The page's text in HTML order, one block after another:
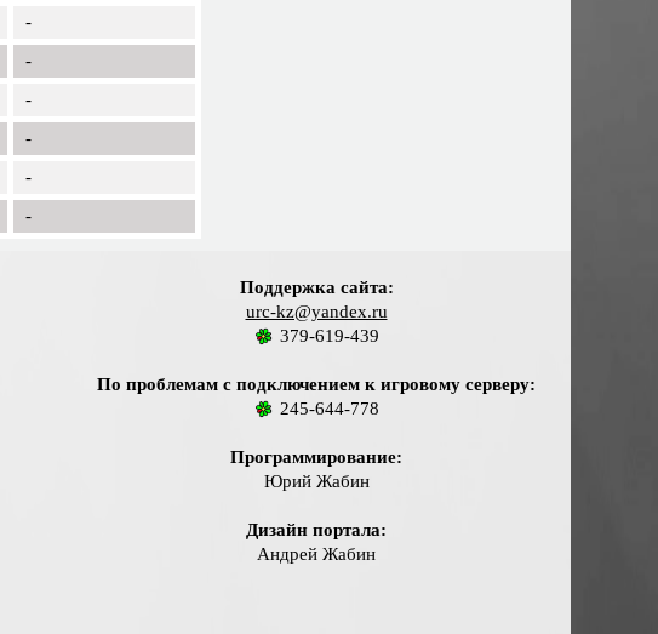
-
-
-
-
-
-
Поддержка сайта:
urc-kz@yandex.ru
379-619-439
По проблемам с подключением к игровому серверу:
245-644-778
Программирование:
Юрий Жабин
Дизайн портала:
Андрей Жабин